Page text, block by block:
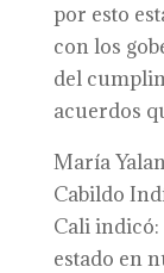
por esto
con los
del
acuerdos
María
Cabildo
Cali indicó:
estado en